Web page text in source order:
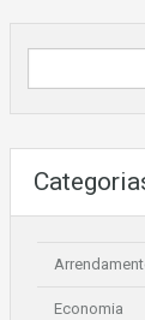
Economia